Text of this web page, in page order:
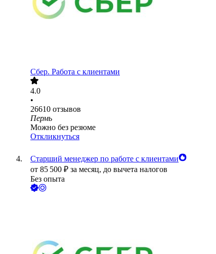
Сбер. Работа с клиентами
4.0
•
26610 отзывов
Пермь
Можно без резюме
Откликнуться
Старший менеджер по работе с клиентами
от 85 500 ₽ за месяц, до вычета налогов
Без опыта